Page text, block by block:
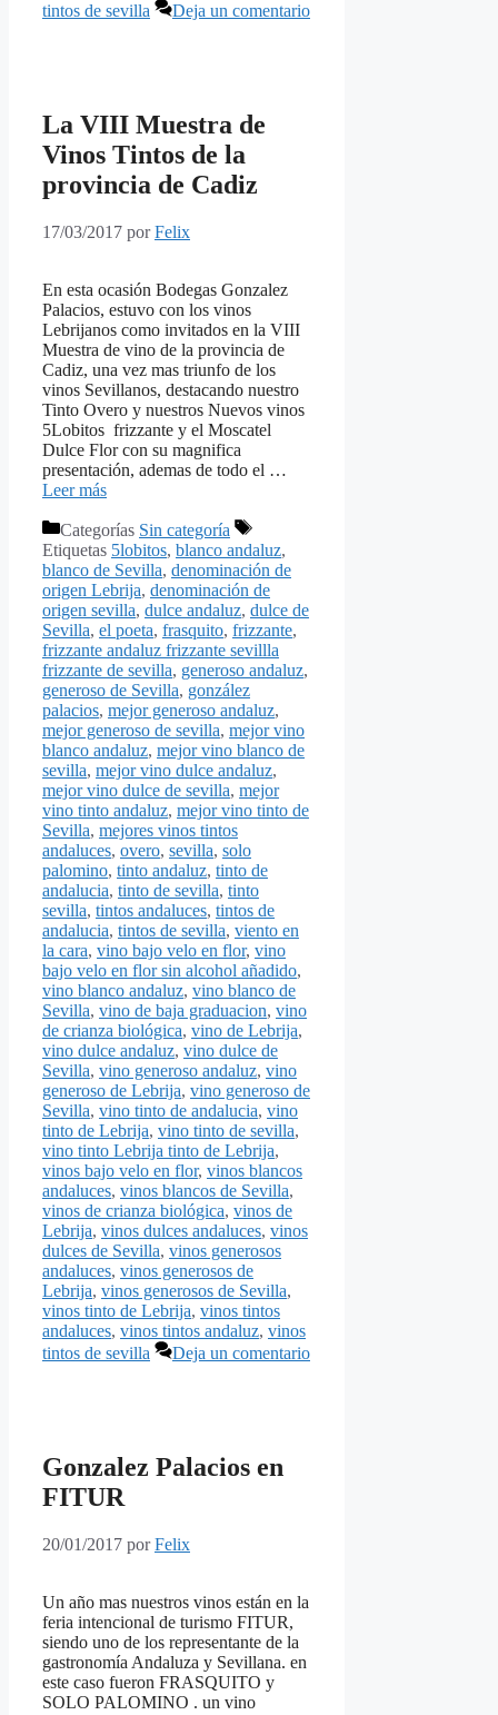
tintos de sevilla
Deja un comentario
La VIII Muestra de
Vinos Tintos de la
provincia de Cadiz
17/03/2017 porFelix
En esta ocasión Bodegas Gonzalez
Palacios, estuvo con los vinos
Lebrijanos como invitados en la VIII
Muestra de vino de la provincia de
Cadiz, una vez mas triunfo de los
vinos Sevillanos, destacando nuestro
Tinto Overo y nuestros Nuevos vinos
5Lobitos frizzante y el Moscatel
Dulce Flor con su magnifica
presentación, ademas de todo el …
Leer más
Categorías Sin categoría
Etiquetas 5lobitos, blanco andaluz,
blanco de Sevilla, denominación de
origen Lebrija, denominación de
origen sevilla, dulce andaluz, dulce de
Sevilla, el poeta, frasquito, frizzante,
frizzante andaluz frizzante sevillla
frizzante de sevilla, generoso andaluz,
generoso de Sevilla, gonzález
palacios, mejor generoso andaluz,
mejor generoso de sevilla, mejor vino
blanco andaluz, mejor vino blanco de
sevilla, mejor vino dulce andaluz,
mejor vino dulce de sevilla, mejor
vino tinto andaluz, mejor vino tinto de
Sevilla, mejores vinos tintos
andaluces, overo, sevilla, solo
palomino, tinto andaluz, tinto de
andalucia, tinto de sevilla, tinto
sevilla, tintos andaluces, tintos de
andalucia, tintos de sevilla, viento en
la cara, vino bajo velo en flor, vino
bajo velo en flor sin alcohol añadido,
vino blanco andaluz, vino blanco de
Sevilla, vino de baja graduacion, vino
de crianza biológica, vino de Lebrija,
vino dulce andaluz, vino dulce de
Sevilla, vino generoso andaluz, vino
generoso de Lebrija, vino generoso de
Sevilla, vino tinto de andalucia, vino
tinto de Lebrija, vino tinto de sevilla,
vino tinto Lebrija tinto de Lebrija,
vinos bajo velo en flor, vinos blancos
andaluces, vinos blancos de Sevilla,
vinos de crianza biológica, vinos de
Lebrija, vinos dulces andaluces, vinos
dulces de Sevilla, vinos generosos
andaluces, vinos generosos de
Lebrija, vinos generosos de Sevilla,
vinos tinto de Lebrija, vinos tintos
andaluces, vinos tintos andaluz, vinos
tintos de sevilla
Deja un comentario
Gonzalez Palacios en
FITUR
20/01/2017 porFelix
Un año mas nuestros vinos están en la
feria intencional de turismo FITUR,
siendo uno de los representante de la
gastronomía Andaluza y Sevillana. en
este caso fueron FRASQUITO y
SOLO PALOMINO . un vino